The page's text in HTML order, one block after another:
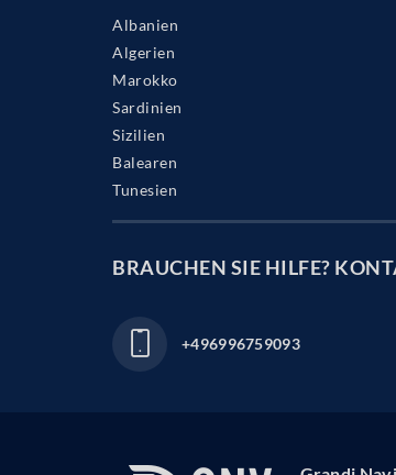
Albanien
Algerien
Marokko
Sardinien
Sizilien
Balearen
Tunesien
BRAUCHEN SIE HILFE?
+496996759093